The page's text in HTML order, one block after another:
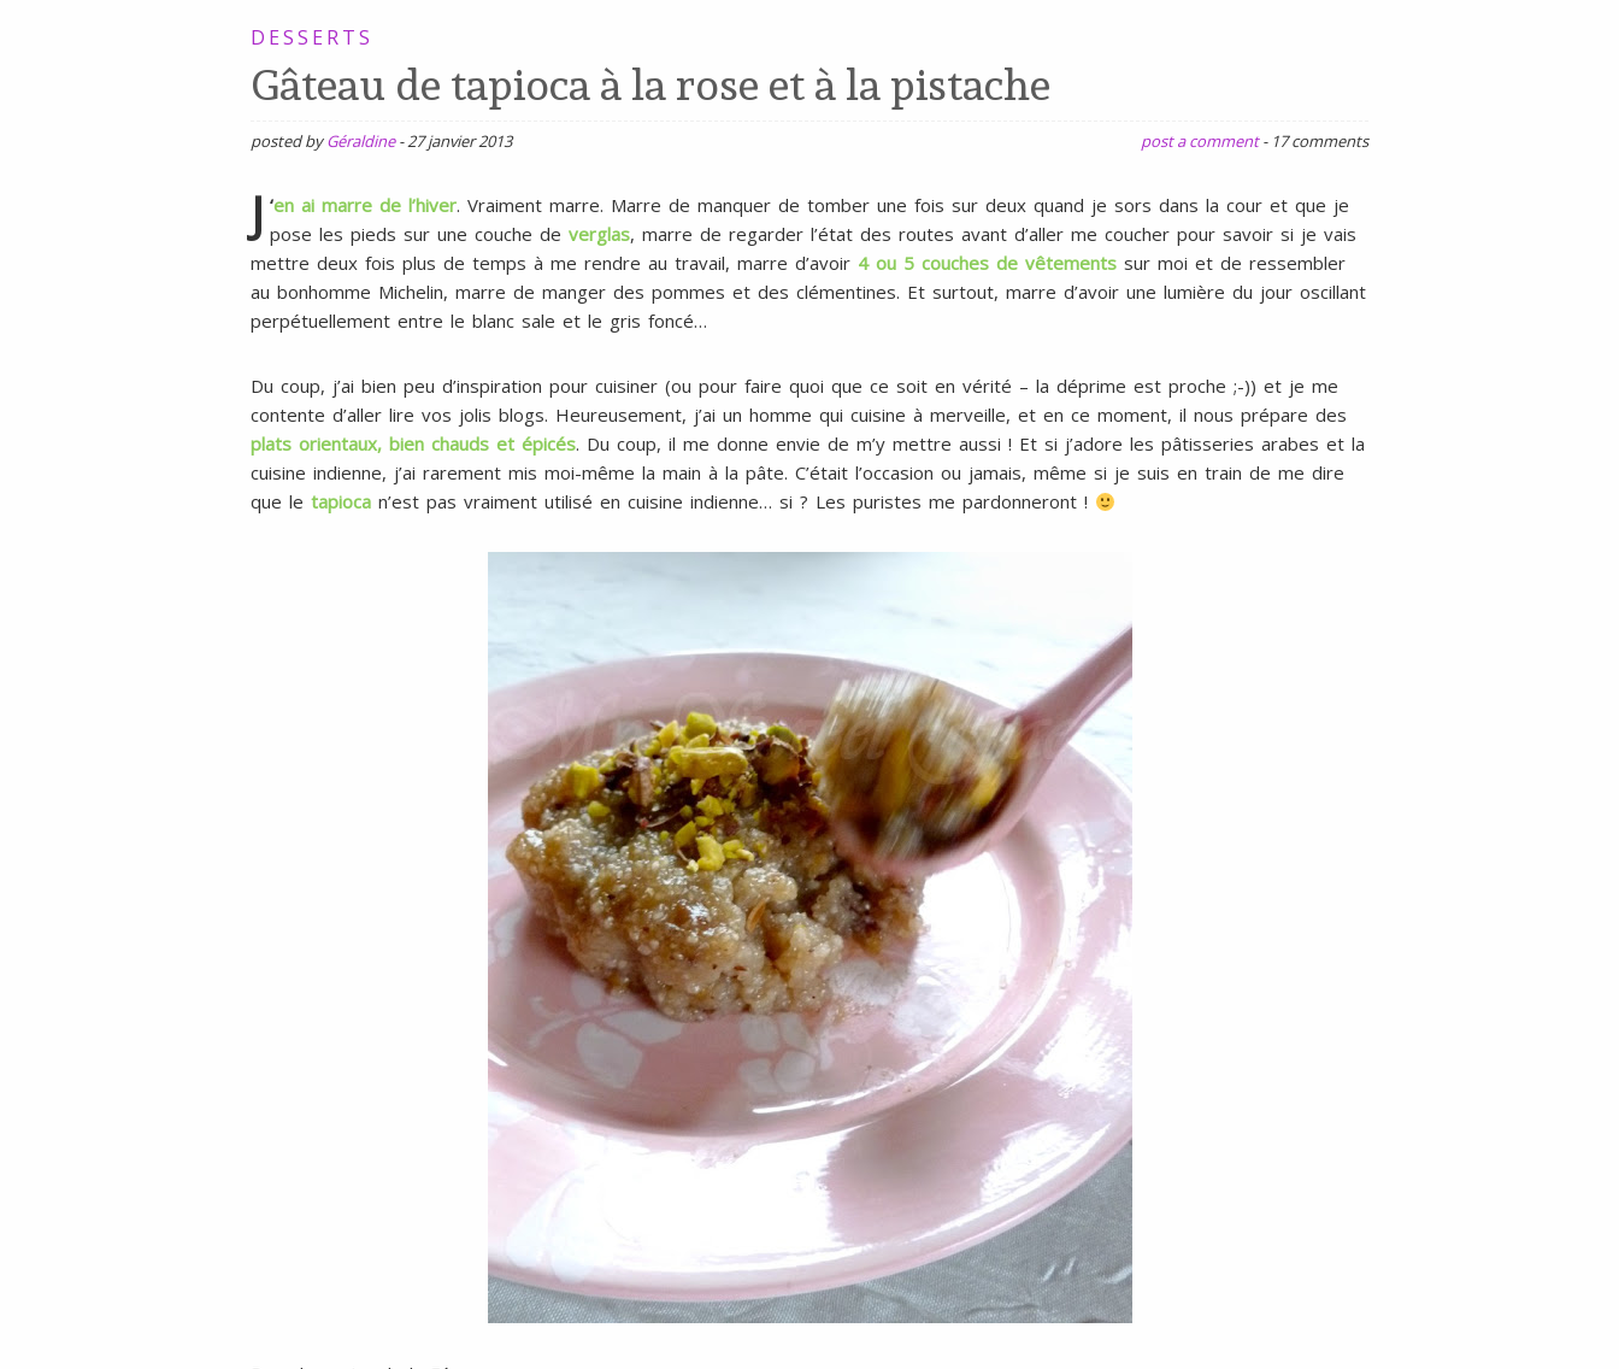
lait
SANS
GLUTEN,
SANS
LAIT,
SOJA,
SANS
ŒUFS
DESSERTS
Gâteau de tapioca à la rose et à la pistache
posted byGéraldine -27 janvier 2013 post a comment - 17 comments
J ‘en ai marre de l’hiver. Vraiment marre. Marre de manquer de tomber une fois sur deux quand je sors dans la cour et que je
pose les pieds sur une couche de verglas, marre de regarder l’état des routes avant d’aller me coucher pour savoir si je vais
mettre deux fois plus de temps à me rendre au travail, marre d’avoir 4 ou 5 couches de vêtementssur moi et de ressembler
au bonhomme Michelin, marre de manger des pommes et des clémentines. Et surtout, marre d’avoir une lumière du jour oscillant
perpétuellement entre le blanc sale et le gris foncé…
Du coup, j’ai bien peu d’inspiration pour cuisiner (ou pour faire quoi que ce soit en vérité – la déprime est proche ;-)) et je me
contente d’aller lire vos jolis blogs. Heureusement, j’ai un homme qui cuisine à merveille, et en ce moment, il nous prépare des
plats orientaux, bien chauds et épicés. Du coup, il me donne envie de m’y mettre aussi ! Et si j’adore les pâtisseries arabes et la
cuisine indienne, j’ai rarement mis moi-même la main à la pâte. C’était l’occasion ou jamais, même si je suis en train de me dire
que le tapiocan’est pas vraiment utilisé en cuisine indienne… si ? Les puristes me pardonneront !